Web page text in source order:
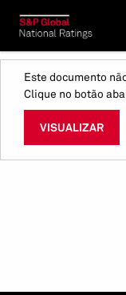
Este documento
Clique no botão
VISUALIZAR